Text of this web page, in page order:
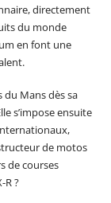
directement
du monde
en font une
du Mans dès sa
s’impose ensuite
de motos
de courses
R ?